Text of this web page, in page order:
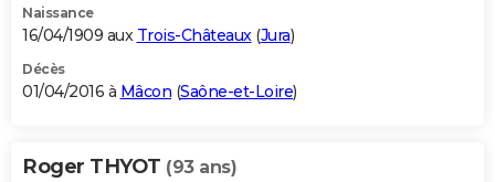
Naissance
16/04/1909 aux Trois-Châteaux(Jura)
Décès
01/04/2016 à Mâcon (Saône-et-Loire)
Roger THYOT (93 ans)